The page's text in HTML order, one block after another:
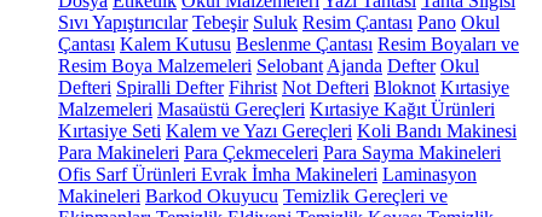
Sıvı Yapıştırıcılar Tebeşir Suluk Resim Çantası Pano Okul
Çantası Kalem Kutusu Beslenme Çantası Resim Boyaları ve
Resim Boya Malzemeleri Selobant Ajanda Defter Okul
Defteri Spiralli Defter Fihrist Not Defteri Bloknot Kırtasiye
Malzemeleri Masaüstü Gereçleri Kırtasiye Kağıt Ürünleri
Kırtasiye Seti Kalem ve Yazı Gereçleri Koli Bandı Makinesi
Para Makineleri Para Çekmeceleri Para Sayma Makineleri
Ofis Sarf Ürünleri Evrak İmha Makineleri Laminasyon
Makineleri Barkod Okuyucu Temizlik Gereçleri ve